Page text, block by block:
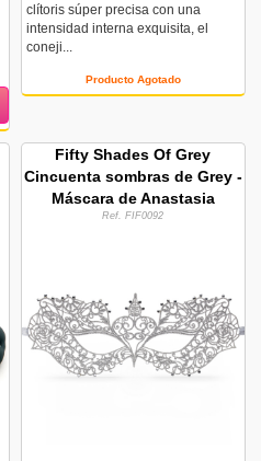
clítoris súper precisa con una
intensidad interna exquisita, el
coneji...
Producto Agotado
Fifty Shades Of Grey
Cincuenta sombras de Grey -
Máscara de Anastasia
Ref. FIF0092